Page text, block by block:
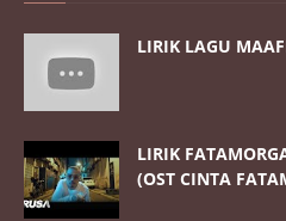
LIRIK LAGU
LIRIK
(OST CINTA